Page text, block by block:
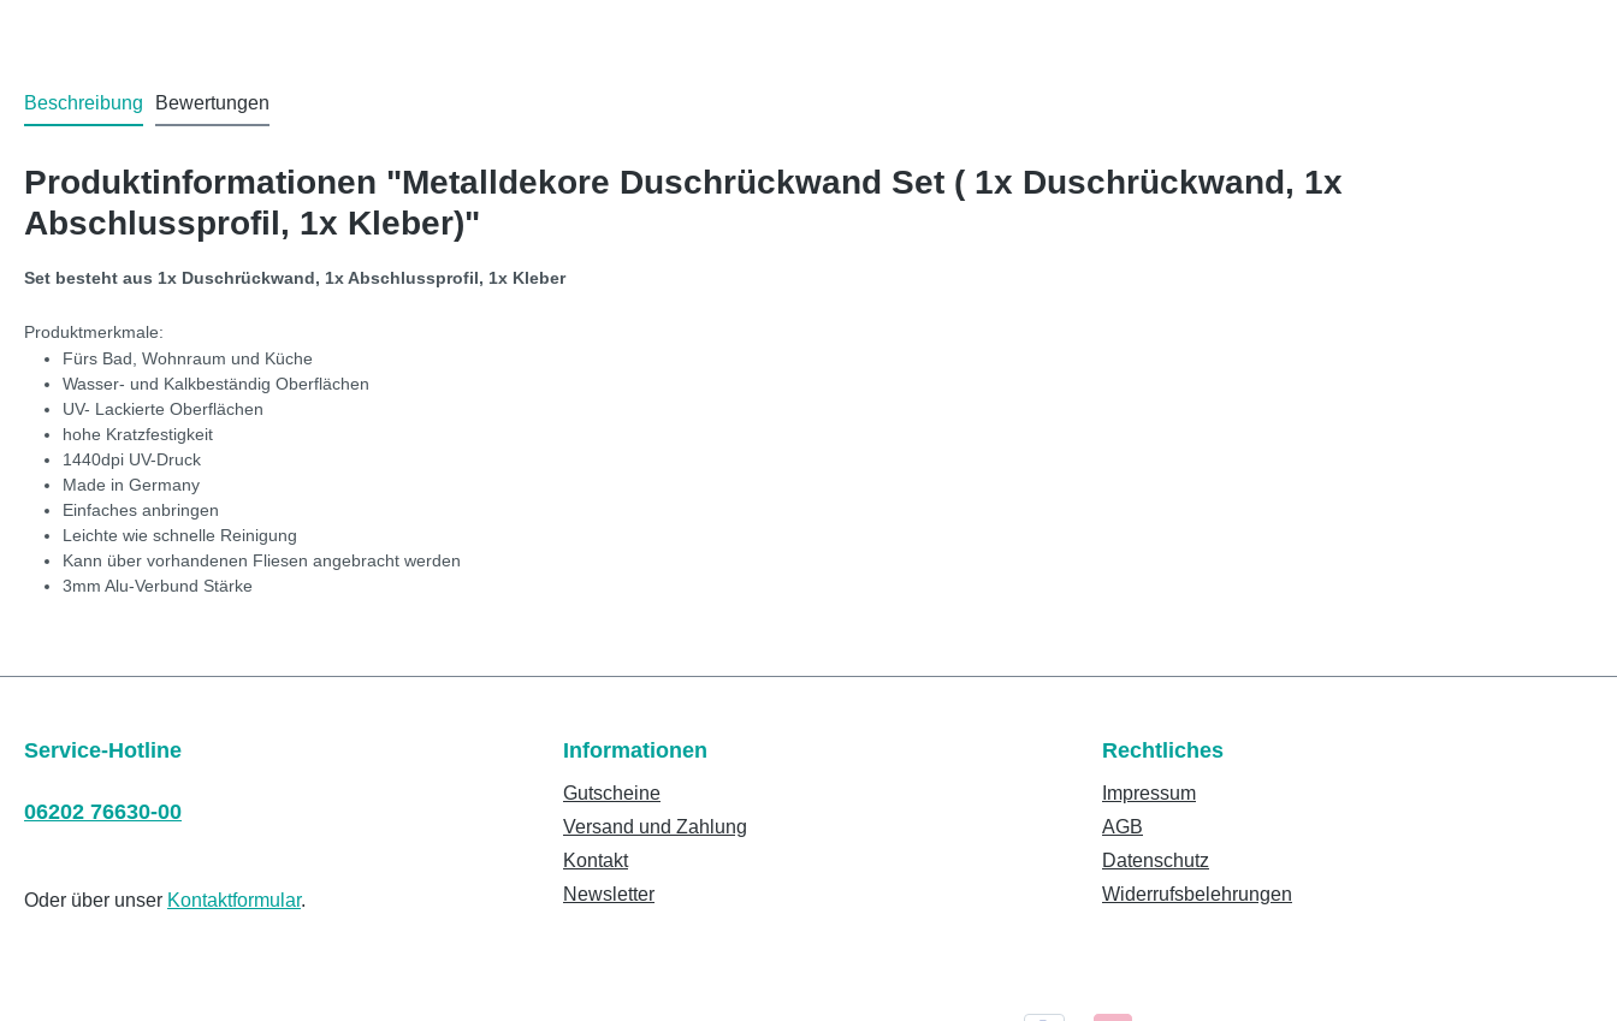
Beschreibung Bewertungen
Produktinformationen "Metalldekore Duschrückwand Set ( 1x Duschrückwand, 1x
Abschlussprofil, 1x Kleber)"
Set besteht aus 1x Duschrückwand, 1x Abschlussprofil, 1x Kleber
Produktmerkmale:
Fürs Bad, Wohnraum und Küche
Wasser- und Kalkbeständig Oberflächen
UV- Lackierte Oberflächen
hohe Kratzfestigkeit
1440dpi UV-Druck
Made in Germany
Einfaches anbringen
Leichte wie schnelle Reinigung
Kann über vorhandenen Fliesen angebracht werden
3mm Alu-Verbund Stärke
Service-Hotline
06202 76630-00
Oder über unser Kontaktformular.
Informationen
Gutscheine
Versand und Zahlung
Kontakt
Newsletter
Rechtliches
Impressum
AGB
Datenschutz
Widerrufsbelehrungen